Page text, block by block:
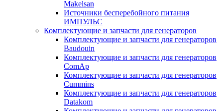
Makelsan
Источники бесперебойного питания
ИМПУЛЬС
Комплектующие и запчасти для генераторов
Комплектующие и запчасти для генераторов
Baudouin
Комплектующие и запчасти для генераторов
ComAp
Комплектующие и запчасти для генераторов
Cummins
Комплектующие и запчасти для генераторов
Datakom